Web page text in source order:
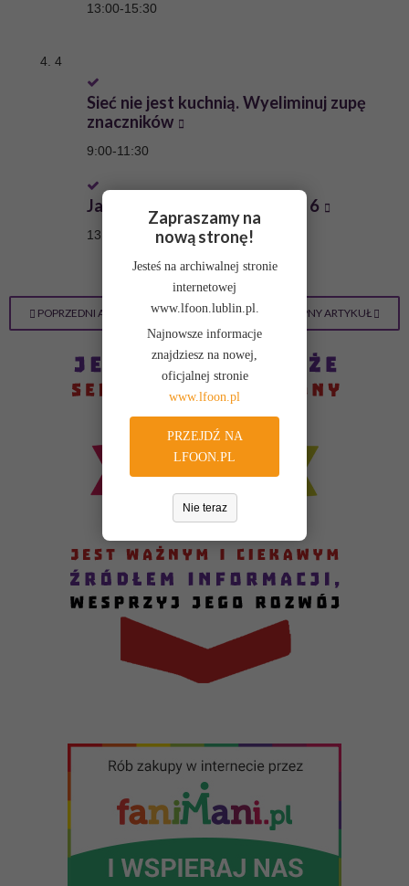
13:00-15:30
4
Sieć nie jest kuchnią. Wyeliminuj zupę
znaczników
9:00-11:30
Jak zerwać swoje związki z IE 6
13:00 15:30
POPRZEDNI ARTYKUŁ NASTĘPNY ARTYKUŁ
Zapraszamy na
nową stronę!
Jesteś na archiwalnej stronie
internetowej
www.lfoon.lublin.pl.
Najnowsze informacje
znajdziesz na nowej,
oficjalnej stronie
www.lfoon.pl
PRZEJDŹ NA
LFOON.PL
Nie teraz